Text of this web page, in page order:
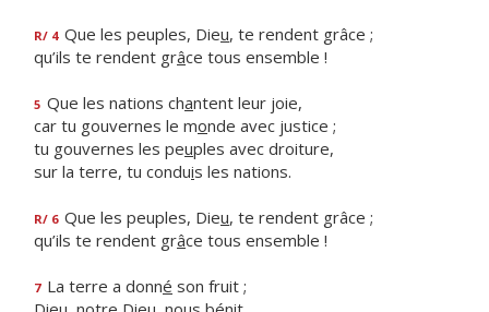
R/ 4 Que les peuples, Dieu, te rendent grâce ;
qu’ils te rendent grâce tous ensemble !
5 Que les nations chantent leur joie,
car tu gouvernes le monde avec justice ;
tu gouvernes les peuples avec droiture,
sur la terre, tu conduis les nations.
R/ 6 Que les peuples, Dieu, te rendent grâce ;
qu’ils te rendent grâce tous ensemble !
7 La terre a donné son fruit ;